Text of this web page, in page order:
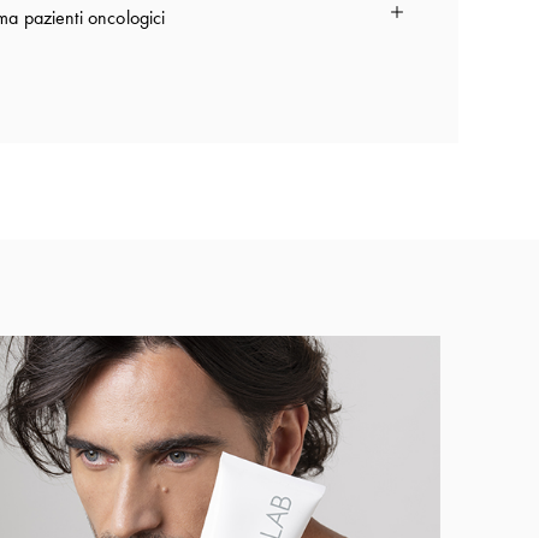
pazienti oncologici